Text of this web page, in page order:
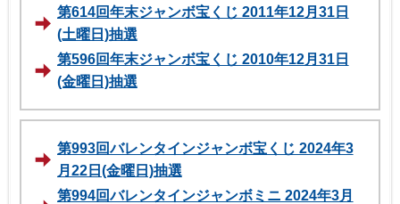
第614回年末ジャンボ宝くじ 2011年12月31日
(土曜日)抽選
第596回年末ジャンボ宝くじ 2010年12月31日
(金曜日)抽選
第993回バレンタインジャンボ宝くじ 2024年3
月22日(金曜日)抽選
第994回バレンタインジャンボミニ 2024年3月